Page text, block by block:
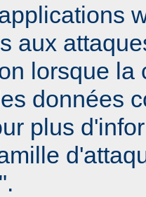
aux
lorsque la
données
plus